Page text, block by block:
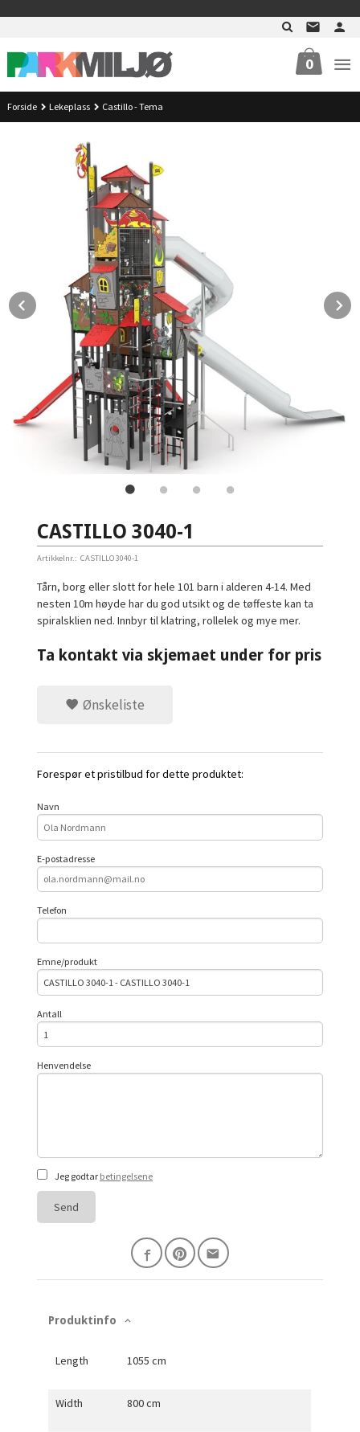
0
Forside Lekeplass Castillo - Tema
Prev
CASTILLO 3040-1
Artikkelnr.: CASTILLO 3040-1
Tårn, borg eller slott for hele 101 barn i alderen 4-14. Med
nesten 10m høyde har du god utsikt og de tøffeste kan ta
spiralsklien ned. Innbyr til klatring, rollelek og mye mer.
Ta kontakt via skjemaet under for pris
Ønskeliste
Forespør et pristilbud for dette produktet:
Navn
E-postadresse
Telefon
Emne/produkt
Antall
Henvendelse
Jeg godtar betingelsene
Send
Produktinfo
Length 1055 cm
Width 800 cm